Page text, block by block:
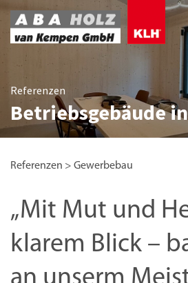
Unsere Projekte deutschlandweit
Referenzen
Referenzen
Betriebsgebäude
Referenzen > Gewerbebau
„Mit Mut und
klarem Blick –